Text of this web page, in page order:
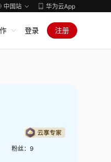
中国站 华为云App
登录 注册
粉丝： 9